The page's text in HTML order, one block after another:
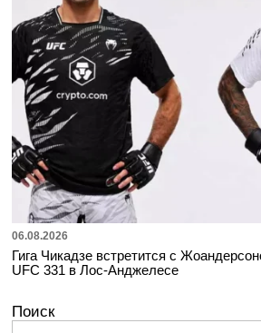
06.08.2026
Гига Чикадзе встретится с
UFC 331 в Лос-Анджелесе
Поиск